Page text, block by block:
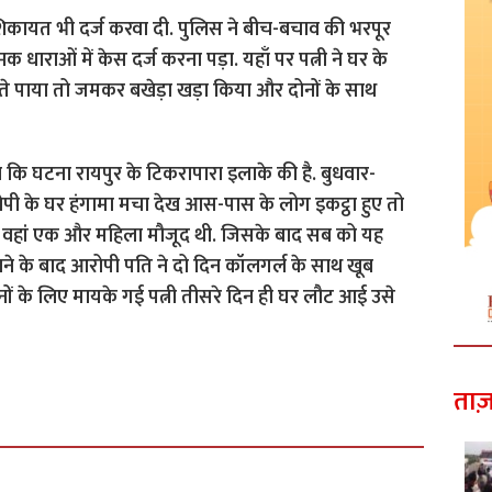
भी दर्ज करवा दी. पुलिस ने बीच-बचाव की भरपूर
धाराओं में केस दर्ज करना पड़ा. यहाँ पर पत्नी ने घर के
तो जमकर बखेड़ा खड़ा किया और दोनों के साथ
घटना रायपुर के टिकरापारा इलाके की है. बुधवार-
के घर हंगामा मचा देख आस-पास के लोग इकट्ठा हुए तो
एक और महिला मौजूद थी. जिसके बाद सब को यह
बाद आरोपी पति ने दो दिन कॉलगर्ल के साथ खूब
के लिए मायके गई पत्नी तीसरे दिन ही घर लौट आई उसे